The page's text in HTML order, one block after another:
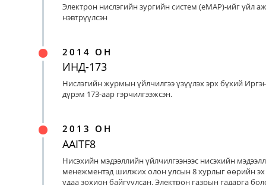
Электрон нислэгийн зургийн систем (eMAP)-ийг үйл
нэвтрүүлсэн
2014 ОН
ИНД-173
Нислэгийн журмын үйлчилгээ үзүүлэх эрх бүхий
дүрэм 173-аар гэрчилгээжсэн.
2013 ОН
AAITF8
Нисэхийн мэдээллийн үйлчилгээнээс нисэхийн
менежментэд шилжих олон улсын 8 хурлыг өөрийн
удаа зохион байгуулсан. Электрон газрын гадарга